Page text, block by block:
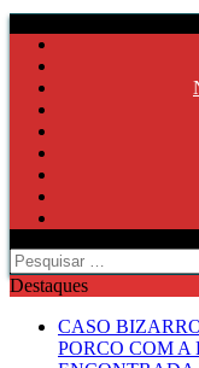
Pesquisar
por:
Destaques
CASO
PORCO COM